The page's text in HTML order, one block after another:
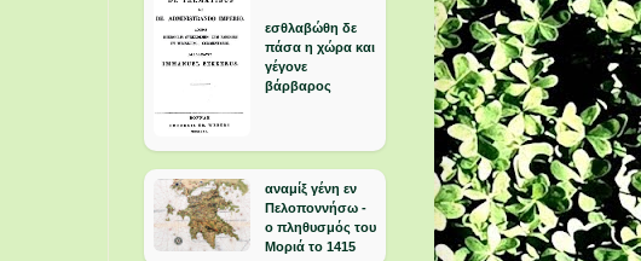
εσθλαβώθη δε
πάσα η χώρα και
γέγονε
βάρβαρος
αναμίξ γένη εν
Πελοποννήσω -
ο πληθυσμός του
Μοριά το 1415